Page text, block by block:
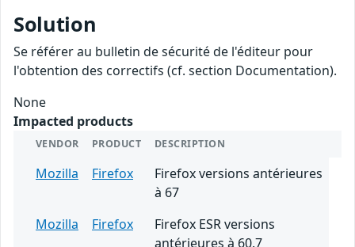
Solution
Se référer au bulletin de sécurité de l'éditeur pour
l'obtention des correctifs (cf. section Documentation).
None
Impacted products
VENDOR PRODUCT DESCRIPTION
Mozilla Firefox
Firefox versions antérieures
à 67
Mozilla
Firefox
Firefox ESR versions
antérieures à 60.7